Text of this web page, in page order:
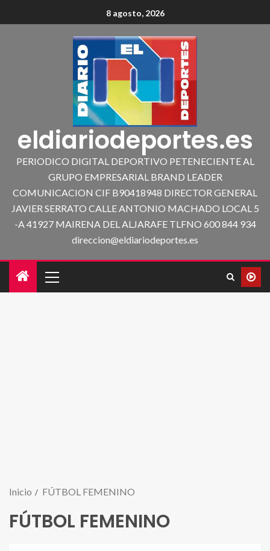
8 agosto, 2026
eldiariodeportes.es
PERIODICO DIGITAL DEPORTIVO PETENECIENTE AL
GRUPO EMPRESARIAL BRAND LEADER
COMUNICACION CIF B90418948 DIRECTOR GENERAL
JAVIER SERRATO CALLE ANTONIO MACHADO LOCAL 5
-A 41927 MAIRENA DEL ALJARAFE TLFNO 600 844 934
direccion@eldiariodeportes.es
Inicio FÚTBOL FEMENINO
FÚTBOL FEMENINO